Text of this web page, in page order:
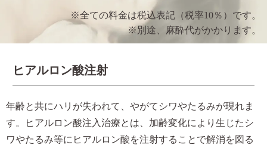
※全ての料金は税込表記（税率10％）です。
※別途、麻酔代がかかります。
ヒアルロン酸注射
年齢と共にハリが失われて、やがてシワやたるみが現れま
す。ヒアルロン酸注入治療とは、加齢変化により生じたシ
ワやたるみ等にヒアルロン酸を注射することで解消を図る